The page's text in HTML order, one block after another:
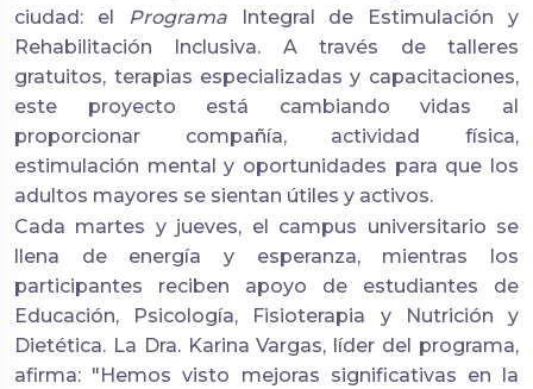
ciudad: el
Programa
Integral de Estimulación y
Rehabilitación Inclusiva. A través de talleres
gratuitos, terapias especializadas y capacitaciones,
este proyecto está cambiando vidas al
proporcionar compañía, actividad física,
estimulación mental y oportunidades para que los
adultos mayores se sientan útiles y activos.
Cada martes y jueves, el campus universitario se
llena de energía y esperanza, mientras los
participantes reciben apoyo de estudiantes de
Educación, Psicología, Fisioterapia y Nutrición y
Dietética. La Dra. Karina Vargas, líder del programa,
afirma: "Hemos visto mejoras significativas en la